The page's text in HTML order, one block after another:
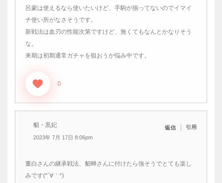
呂蒙は使えるなら使いたいけど、手駒が揃ってないのでイマイ
チ使い所がなさそうです。
新戦法は血刃の性能次第ですけど、無くてもなんとかなりそう
な。
来期は初期通常ガチャを狙おうか悩み中です。
0
貂・黒妃
2023年 7月 17日 8:06pm
返信 引用
董白さんの継承戦法、貂蝉さんに付けたら強そうでとても楽し
みです(*´∀｀*)